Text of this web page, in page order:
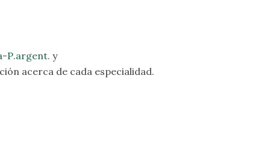
P.argent. y
acerca de cada especialidad.